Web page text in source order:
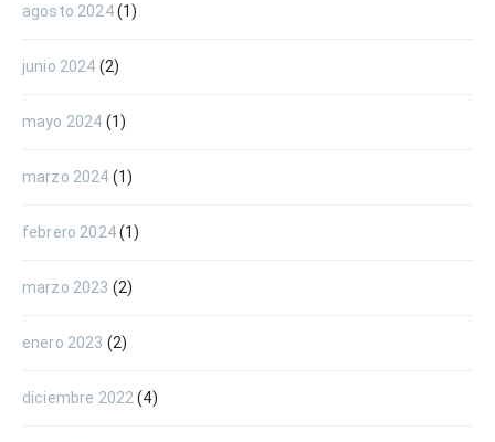
agosto 2024(1)
junio 2024 (2)
mayo 2024 (1)
marzo 2024 (1)
febrero 2024(1)
marzo 2023 (2)
enero 2023 (2)
diciembre 2022 (4)